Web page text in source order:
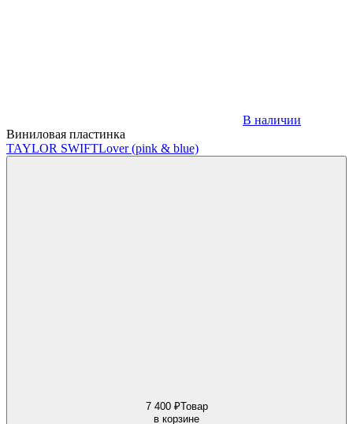
В наличии
Виниловая пластинка
TAYLOR SWIFTLover (pink & blue)
7 400 ₽Товар
в корзине